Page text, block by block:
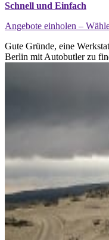
Schnell und Einfach
Angebote einholen –
Gute Gründe, eine
Berlin mit Autobutler zu